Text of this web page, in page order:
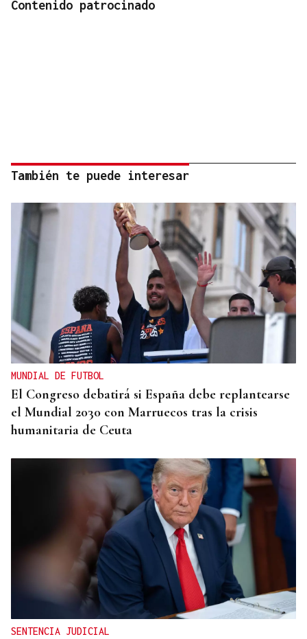
Contenido patrocinado
También te puede interesar
MUNDIAL DE FUTBOL
El Congreso debatirá si España debe replantearse
el Mundial 2030 con Marruecos tras la crisis
humanitaria de Ceuta
SENTENCIA JUDICIAL